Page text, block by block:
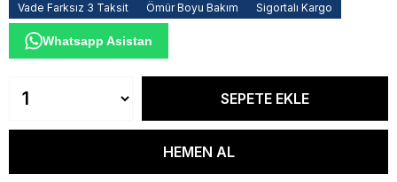
Vade Farksız 3 Taksit Ömür Boyu Bakım Sigortalı Kargo
Whatsapp Asistan